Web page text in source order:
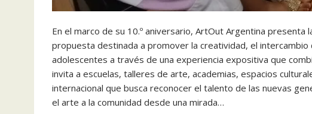
En el marco de su 10.º aniversario, ArtOut Argentina presenta
propuesta destinada a promover la creatividad, el
adolescentes a través de una experiencia expositiva que
invita a escuelas, talleres de arte, academias, espacios
internacional que busca reconocer el talento de las nuevas
el arte a la comunidad desde una mirada…